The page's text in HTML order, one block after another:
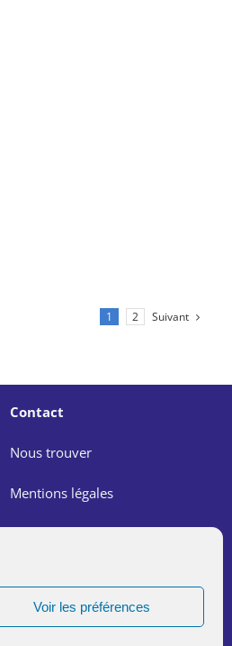
Voir les préférences
1 2 Suivant
Contact
Nous trouver
Mentions légales
Politique de confidentialité
l’Église